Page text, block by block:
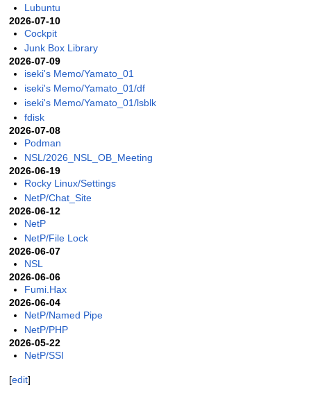
Lubuntu
2026-07-10
Cockpit
Junk Box Library
2026-07-09
iseki's Memo/Yamato_01
iseki's Memo/Yamato_01/df
iseki's Memo/Yamato_01/lsblk
fdisk
2026-07-08
Podman
NSL/2026_NSL_OB_Meeting
2026-06-19
Rocky Linux/Settings
NetP/Chat_Site
2026-06-12
NetP
NetP/File Lock
2026-06-07
NSL
2026-06-06
Fumi.Hax
2026-06-04
NetP/Named Pipe
NetP/PHP
2026-05-22
NetP/SSI
[edit]